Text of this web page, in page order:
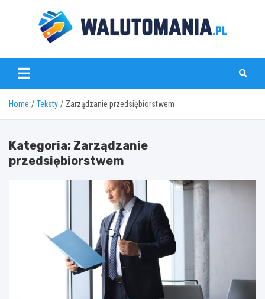
www.walutomania.pl
Home Teksty Zarządzanie przedsiębiorstwem
Kategoria: Zarządzanie
przedsiębiorstwem